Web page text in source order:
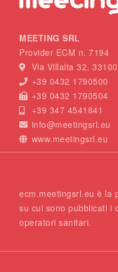
MEETING SRL
Provider ECM n. 7194
Via Villalta 32,
+39 0432 1790500
+39 0432 1790504
+39 347 4541841
info@meetingsrl.eu
www.meetingsrl.eu
ecm.meetingsrl.eu è la
su cui sono pubblicati i
operatori sanitari.